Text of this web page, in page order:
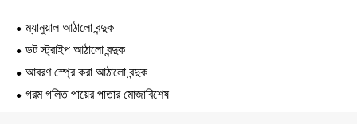
ম্যানুয়াল আঠালো বন্দুক
ডট স্ট্রাইপ আঠালো বন্দুক
আবরণ স্প্রে করা আঠালো বন্দুক
গরম গলিত পায়ের পাতার মোজাবিশেষ